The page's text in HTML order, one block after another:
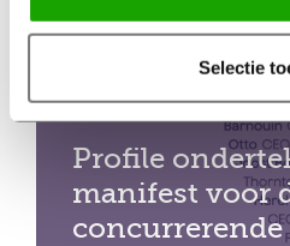
Selectie
Profile
manifest voor